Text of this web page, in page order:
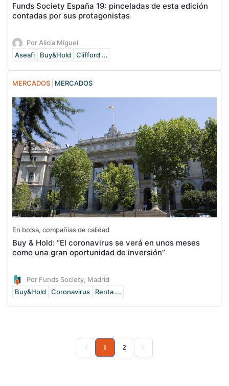
Funds Society España 19: pinceladas de esta edición
contadas por sus protagonistas
Por Alicia Miguel
Aseafi
Buy&Hold Clifford ...
MERCADOS MERCADOS
En bolsa, compañías de calidad
Buy & Hold: “El coronavirus se verá en unos meses
como una gran oportunidad de inversión”
Por Funds Society, Madrid
Buy&Hold
Coronavirus Renta ...
1 (current)
2